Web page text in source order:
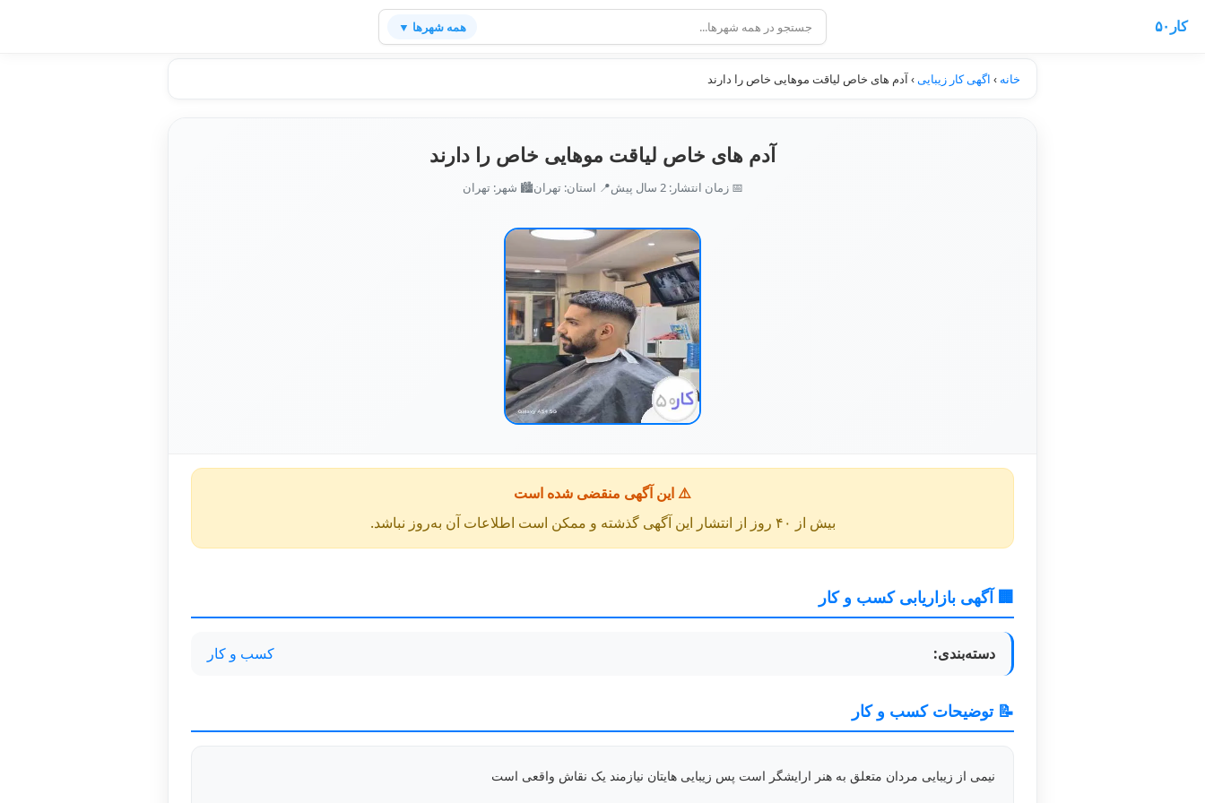
کار۵۰ همه شهرها ▼
خانه › اگهی کار زیبایی›آدم های خاص لیاقت موهایی خاص را دارند
آدم های خاص لیاقت موهایی خاص را دارند
📅 زمان انتشار: 2 سال پیش 📍 استان: تهران🏙️ شهر: تهران
⚠️ این آگهی منقضی شده است
بیش از ۴۰ روز از انتشار این آگهی گذشته و ممکن است اطلاعات آن به‌روز نباشد.
🏢 آگهی بازاریابی کسب و کار
دسته‌بندی: کسب و کار
📝 توضیحات کسب و کار
نیمی از زیبایی مردان متعلق به هنر ارایشگر است پس زیبایی هایتان نیازمند یک نقاش واقعی است